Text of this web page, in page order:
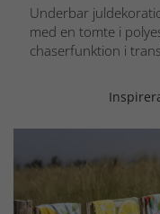
Underbar
med en tomte i
chaserfunktion i